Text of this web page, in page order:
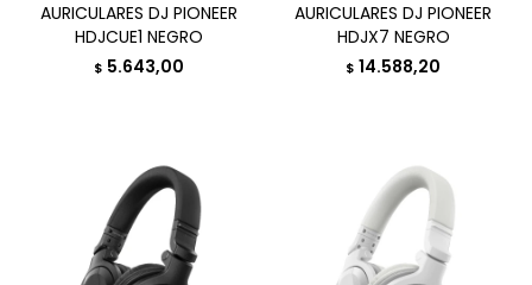
AURICULARES DJ PIONEER
HDJCUE1 NEGRO
$ 5.643,00
AURICULARES DJ PIONEER
HDJX7 NEGRO
$ 14.588,20